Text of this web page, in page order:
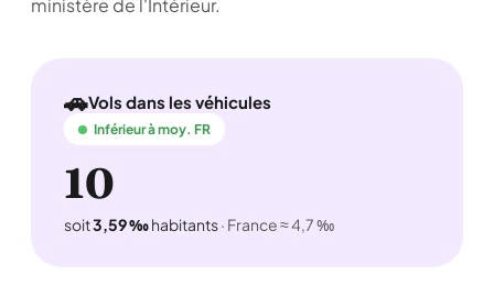
ministère de l'Intérieur.
🚗Vols dans les véhicules
Inférieur à moy. FR
10
soit3,59 ‰habitants· France ≈ 4,7 ‰